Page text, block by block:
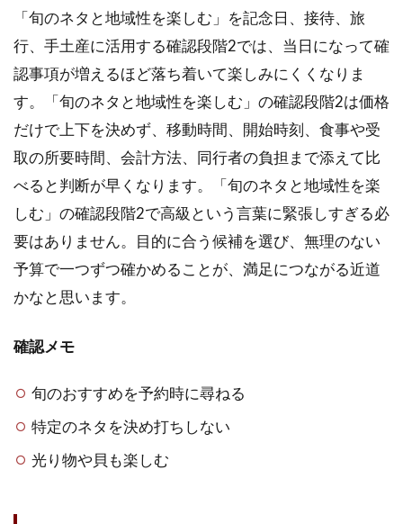
「旬のネタと地域性を楽しむ」を記念日、接待、旅
行、手土産に活用する確認段階2では、当日になって確
認事項が増えるほど落ち着いて楽しみにくくなりま
す。「旬のネタと地域性を楽しむ」の確認段階2は価格
だけで上下を決めず、移動時間、開始時刻、食事や受
取の所要時間、会計方法、同行者の負担まで添えて比
べると判断が早くなります。「旬のネタと地域性を楽
しむ」の確認段階2で高級という言葉に緊張しすぎる必
要はありません。目的に合う候補を選び、無理のない
予算で一つずつ確かめることが、満足につながる近道
かなと思います。
確認メモ
旬のおすすめを予約時に尋ねる
特定のネタを決め打ちしない
光り物や貝も楽しむ